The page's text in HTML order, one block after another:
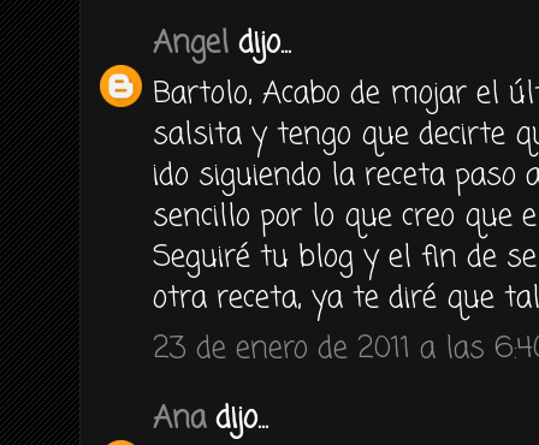
Angel dijo...
Bartolo, Acabo de mojar el
salsita y tengo que decirte
ido siguiendo la receta
sencillo por lo que creo que
Seguiré tu blog y el fin de
otra receta, ya te diré que
23 de enero de 2011 a las
Anadijo...